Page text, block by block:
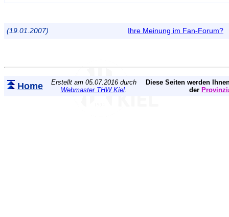
(19.01.2007) Ihre Meinung im Fan-Forum?
Home
Erstellt am 05.07.2016 durch
Webmaster THW Kiel.
Diese Seiten werden
der